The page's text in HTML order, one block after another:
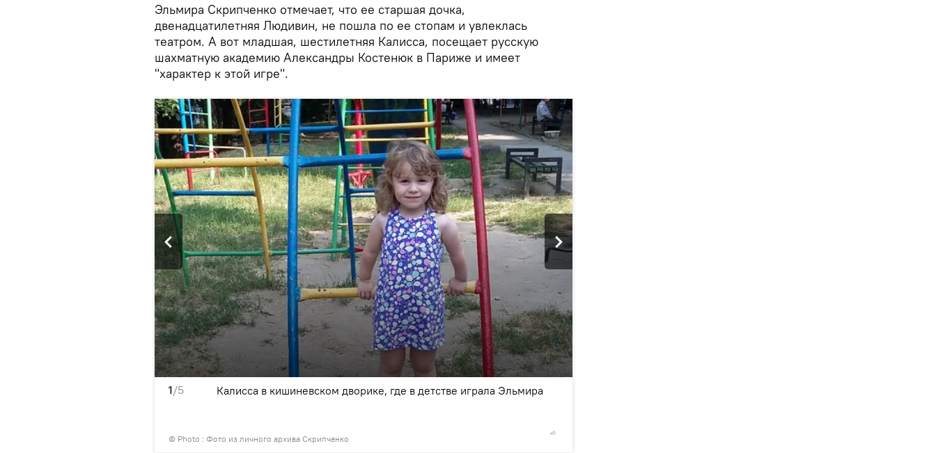
Эльмира Скрипченко отмечает, что ее старшая дочка,
двенадцатилетняя Людивин, не пошла по ее стопам и увлеклась
театром. А вот младшая, шестилетняя Калисса, посещает русскую
шахматную академию Александры Костенюк в Париже и имеет
"характер к этой игре".
1/5
© Photo : Фото из личного архива Скрипченко
Калисса в кишиневском дворике, где в детстве играла Эльмира